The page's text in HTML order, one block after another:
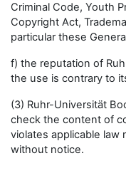
Criminal Code, Youth
Copyright Act,
particular these
f) the reputation of
the use is contrary to
(3) Ruhr-Universität
check the content of
violates applicable law
without notice.